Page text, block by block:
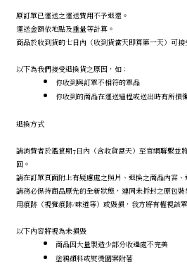
原訂單已運送之運送費用不予退還。
運送金額依地點及重量等計算。
商品於收到貨的七日內（收到貨當天即算第一天）可接
以下為我們接受退換貨之原因，如：
你收到與訂單不相符的單品
你收到的商品在運送過程或送出時有所損
退換方式
請消費者於鑑賞期7日內（含收貨當天）至官網聯繫並
回。
請在訂單頁面附上有疑慮處之照片、退換之商品內容、
請務必保持商品原先的全新狀態，連同未拆封之原包
用痕跡（視覺痕跡/味道等）或毀損，我方將有權視該
以下內容將視為未損毀
商品因大量製造少部分收邊處不完美
塗鴉顏料或熨燙圖案附著